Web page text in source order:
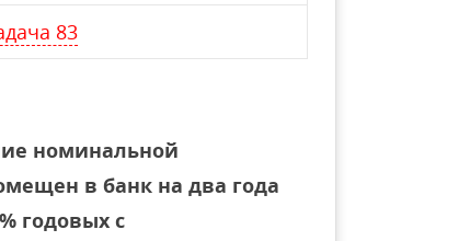
83
номинальной
в банк на два года
годовых с